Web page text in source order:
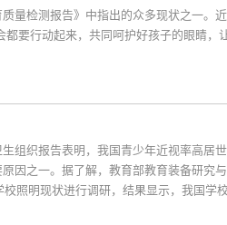
量检测报告》中指出的众多现状之一。
要行动起来，共同呵护好孩子的眼睛，
组织报告表明，我国青少年近视率高居
因之一。据了解，教育部教育装备研究
照明现状进行调研，结果显示，我国学